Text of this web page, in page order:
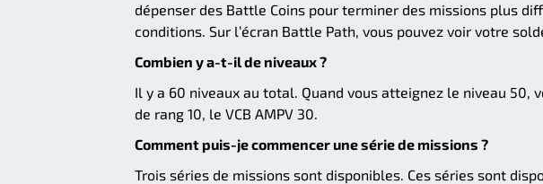
dépenser des Battle Coins pour terminer des missions plus
conditions. Sur l’écran Battle Path, vous pouvez voir votre
Combien y a-t-il de niveaux ?
Il y a 60 niveaux au total. Quand vous atteignez le niveau 50,
de rang 10, le VCB AMPV 30.
Comment puis-je commencer une série de missions ?
Trois séries de missions sont disponibles. Ces séries sont